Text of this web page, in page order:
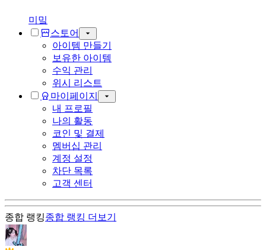
미밐
스토어
아이템 만들기
보유한 아이템
수익 관리
위시 리스트
마이페이지
내 프로필
나의 활동
코인 및 결제
멤버십 관리
계정 설정
차단 목록
고객 센터
종합 랭킹종합 랭킹 더보기